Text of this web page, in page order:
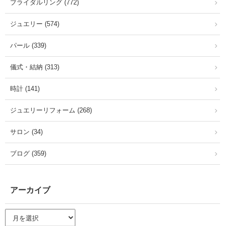
ブライダルリング (772)
ジュエリー (574)
パール (339)
儀式・結納 (313)
時計 (141)
ジュエリーリフォーム (268)
サロン (34)
ブログ (359)
アーカイブ
ー